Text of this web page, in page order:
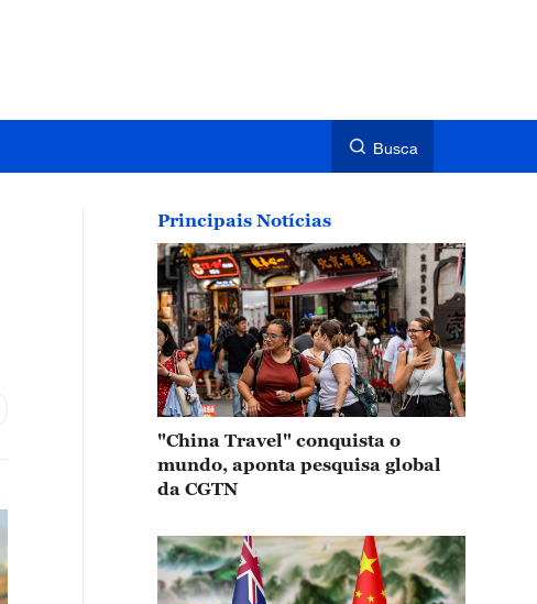
Busca
Principais Notícias
"China Travel" conquista o
mundo, aponta pesquisa global
da CGTN